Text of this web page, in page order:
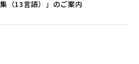
（13言語）」のご案内